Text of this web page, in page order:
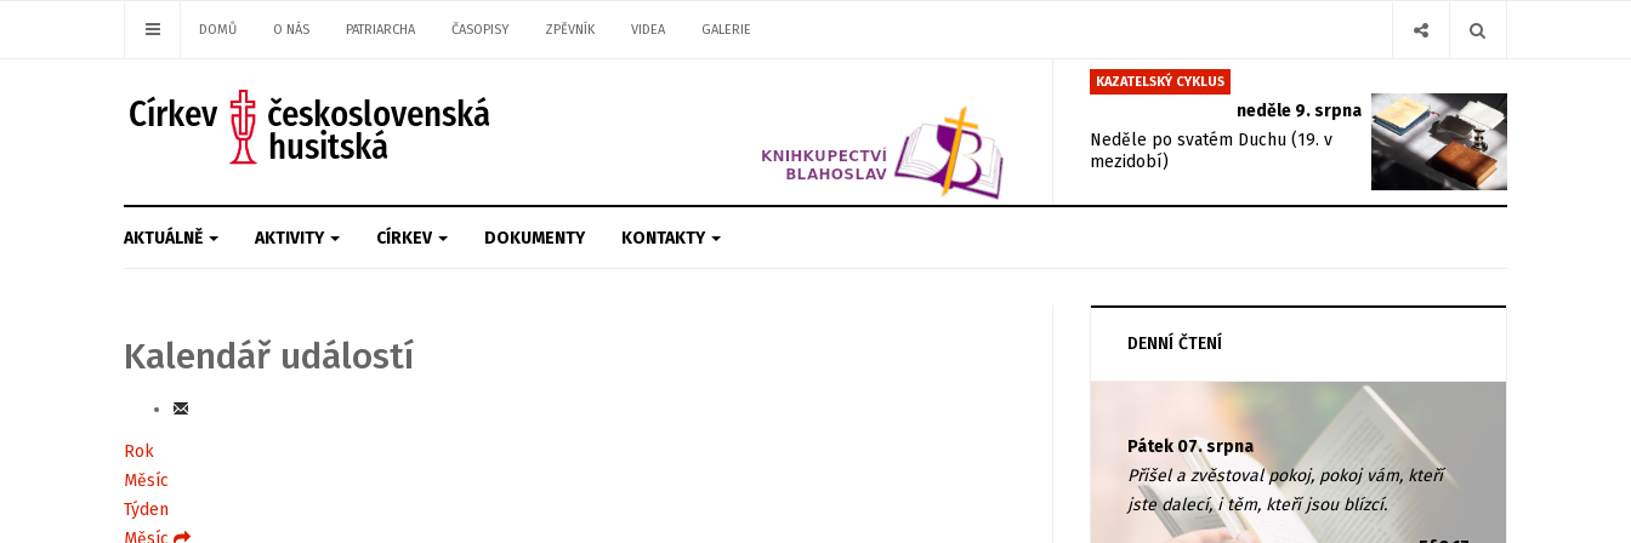
DOMŮ O NÁS PATRIARCHA ČASOPISY ZPĚVNÍK VIDEA GALERIE
KAZATELSKÝ CYKLUS
neděle 9. srpna
Neděle po svatém Duchu (19. v
mezidobí)
AKTUÁLNĚ AKTIVITY CÍRKEV DOKUMENTY KONTAKTY
Kalendář událostí
Rok
Měsíc
Týden
Měsíc
DENNÍ ČTENÍ
Pátek 07. srpna
Přišel a zvěstoval pokoj, pokoj vám, kteří
jste dalecí, i těm, kteří jsou blízcí.